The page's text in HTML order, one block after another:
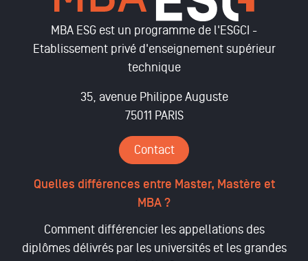
MBA ESG est un programme de l'ESGCI -
Etablissement privé d'enseignement supérieur
technique
35, avenue Philippe Auguste
75011 PARIS
Contact
Quelles différences entre Master, Mastère et
MBA ?
Comment différencier les appellations des
diplômes délivrés par les universités et les grandes